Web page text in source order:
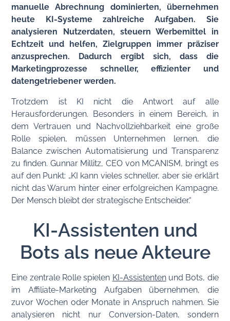
manuelle Abrechnung dominierten, übernehmen
heute KI-Systeme zahlreiche Aufgaben. Sie
analysieren Nutzerdaten, steuern Werbemittel in
Echtzeit und helfen, Zielgruppen immer präziser
anzusprechen. Dadurch ergibt sich, dass die
Marketingprozesse schneller, effizienter und
datengetriebener werden.
Trotzdem ist KI nicht die Antwort auf alle
Herausforderungen. Besonders in einem Bereich, in
dem Vertrauen und Nachvollziehbarkeit eine große
Rolle spielen, müssen Unternehmen lernen, die
Balance zwischen Automatisierung und Transparenz
zu finden. Gunnar Millitz, CEO von MCANISM, bringt es
auf den Punkt: „KI kann vieles schneller, aber sie erklärt
nicht das Warum hinter einer erfolgreichen Kampagne.
Der Mensch bleibt der strategische Entscheider.“
KI-Assistenten und
Bots als neue Akteure
Eine zentrale Rolle spielen KI-Assistentenund Bots, die
im Affiliate-Marketing Aufgaben übernehmen, die
zuvor Wochen oder Monate in Anspruch nahmen. Sie
analysieren nicht nur Conversion-Daten, sondern